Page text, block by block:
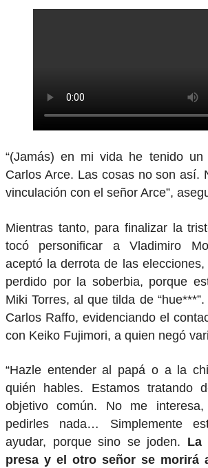
“(Jamás) en mi vida he tenido
Carlos Arce. Las cosas no son así.
vinculación con el señor Arce”,
Mientras tanto, para finalizar la
tocó personificar a Vladimiro
aceptó la derrota de las
perdido por la soberbia, porque
Miki Torres, al que tilda de
Carlos Raffo, evidenciando el
con Keiko Fujimori, a quien negó
“Hazle entender al papá o a la
quién hables. Estamos tratando
objetivo común. No me
pedirles nada… Simplemente
ayudar, porque sino se joden. La
presa y el otro señor se morirá